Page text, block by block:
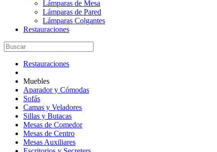
Lámparas de Mesa
Lámparas de Pared
Lámparas Colgantes
Restauraciones
Restauraciones
Muebles
Aparador y Cómodas
Sofás
Camas y Veladores
Sillas y Butacas
Mesas de Comedor
Mesas de Centro
Mesas Auxiliares